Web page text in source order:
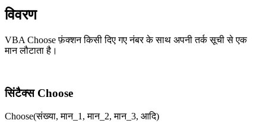
विवरण
VBA Choose फ़ंक्शन किसी दिए गए नंबर के साथ अपनी तर्क सूची से एक
मान लौटाता है।
सिंटैक्स Choose
Choose(संख्या, मान_1, मान_2, मान_3, आदि)